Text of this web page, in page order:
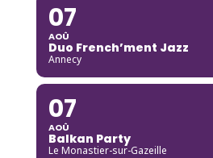
07
AOÛ
Duo French’ment Jazz
Annecy
07
AOÛ
Balkan Party
Le Monastier-sur-Gazeille